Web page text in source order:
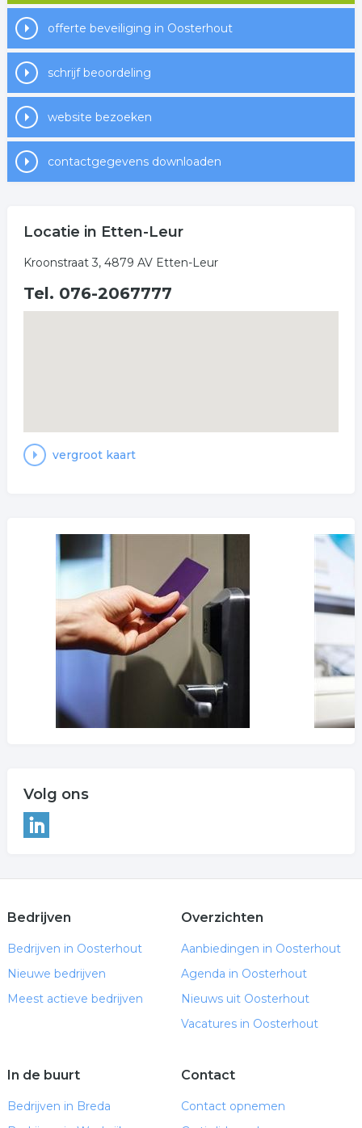
offerte beveiliging in Oosterhout
schrijf beoordeling
website bezoeken
contactgegevens downloaden
Locatie in Etten-Leur
Kroonstraat 3, 4879 AV Etten-Leur
Tel. 076-2067777
vergroot kaart
Volg ons
Bedrijven
Bedrijven in Oosterhout
Nieuwe bedrijven
Meest actieve bedrijven
Overzichten
Aanbiedingen in Oosterhout
Agenda in Oosterhout
Nieuws uit Oosterhout
Vacatures in Oosterhout
In de buurt
Bedrijven in Breda
Contact
Contact opnemen